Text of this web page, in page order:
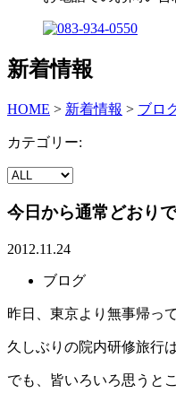
新着情報
HOME > 新着情報 > ブロ
カテゴリー:
今日から通常どおり
2012.11.24
ブログ
昨日、東京より無事帰っ
久しぶりの院内研修旅行
でも、皆いろいろ思うと